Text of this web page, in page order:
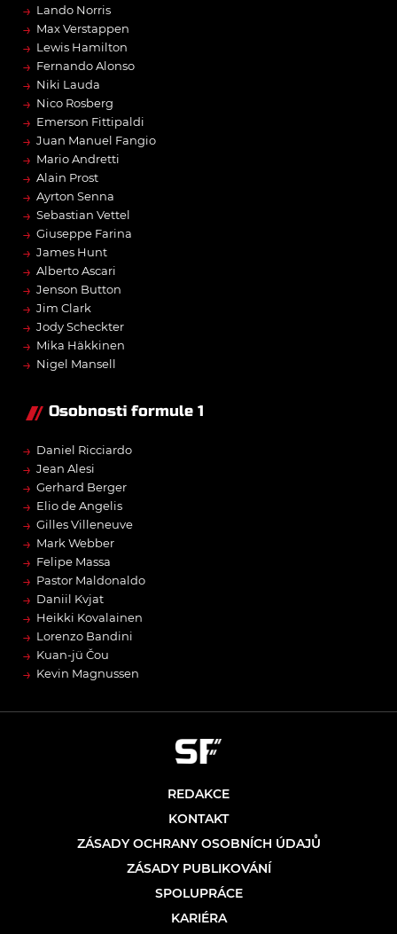
→ Lando Norris
→ Max Verstappen
→ Lewis Hamilton
→ Fernando Alonso
→ Niki Lauda
→ Nico Rosberg
→ Emerson Fittipaldi
→ Juan Manuel Fangio
→ Mario Andretti
→ Alain Prost
→ Ayrton Senna
→ Sebastian Vettel
→ Giuseppe Farina
→ James Hunt
→ Alberto Ascari
→ Jenson Button
→ Jim Clark
→ Jody Scheckter
→ Mika Häkkinen
→ Nigel Mansell
Osobnosti formule 1
→ Daniel Ricciardo
→ Jean Alesi
→ Gerhard Berger
→ Elio de Angelis
→ Gilles Villeneuve
→ Mark Webber
→ Felipe Massa
→ Pastor Maldonaldo
→ Daniil Kvjat
→ Heikki Kovalainen
→ Lorenzo Bandini
→ Kuan-jü Čou
→ Kevin Magnussen
REDAKCE
KONTAKT
ZÁSADY OCHRANY OSOBNÍCH ÚDAJŮ
ZÁSADY PUBLIKOVÁNÍ
SPOLUPRÁCE
KARIÉRA